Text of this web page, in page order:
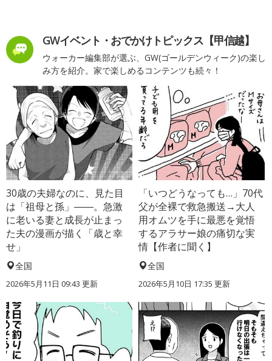
GWイベント・おでかけトピックス【甲信越】
ウォーカー編集部が選ぶ、GW(ゴールデンウィーク)の楽し
み方を紹介。家で楽しめるコンテンツも続々！
30歳の夫婦なのに、見た目
は「祖母と孫」――。急激
に老いる妻と成長が止まっ
た夫の漫画が描く「歳と幸
せ」
全国
2026年5月11日 09:43 更新
「いつどうなっても…」70代
父が全裸で救急搬送→大人
用オムツを手に最悪を覚悟
するアラサー娘の痛切な実
情【作者に聞く】
全国
2026年5月10日 17:35 更新